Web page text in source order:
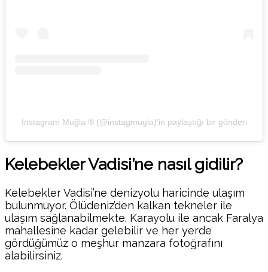
İnstagram Muğla ® (@instagmugla)’in paylaştığı bir gönderi
Kelebekler Vadisi’ne nasıl gidilir?
Kelebekler Vadisi’ne denizyolu haricinde ulaşım
bulunmuyor. Ölüdeniz’den kalkan tekneler ile
ulaşım sağlanabilmekte. Karayolu ile ancak Faralya
mahallesine kadar gelebilir ve her yerde
gördüğümüz o meşhur manzara fotoğrafını
alabilirsiniz.